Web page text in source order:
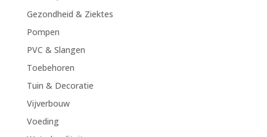
Gezondheid & Ziektes
Pompen
PVC & Slangen
Toebehoren
Tuin & Decoratie
Vijverbouw
Voeding